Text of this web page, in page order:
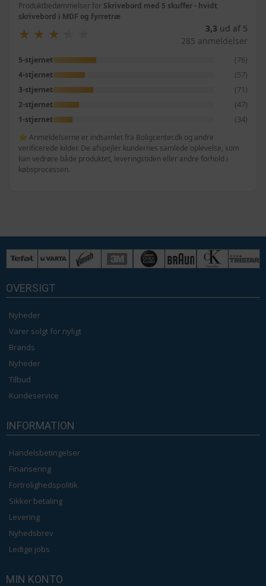
Produktbedømmelser for Skrivebord med 5 skuffer - hvidt
skrivebord i MDF og fyrretræ
★
★ ★
★ ★
★ ★★ 3,3 ud af 5
285 anmeldelser
5-stjernet (76)
4-stjernet (57)
3-stjernet (71)
2-stjernet (47)
1-stjernet (34)
⭐ Anmeldelserne er indsamlet fra Boligcenter.dk og andre
verificerede kilder. De afspejler kundernes samlede oplevelse, som
kan vedrøre både produktet, leveringstiden eller andre forhold i
købsprocessen.
OVERSIGT
Nyheder
Varer solgt for nyligt
Brands
Nyheder
Tilbud
Kundeservice
INFORMATION
Handelsbetingelser
Finansering
Fortrolighedspolitik
Sikker betaling
Levering
Nyhedsbrev
Ledige jobs
MIN KONTO